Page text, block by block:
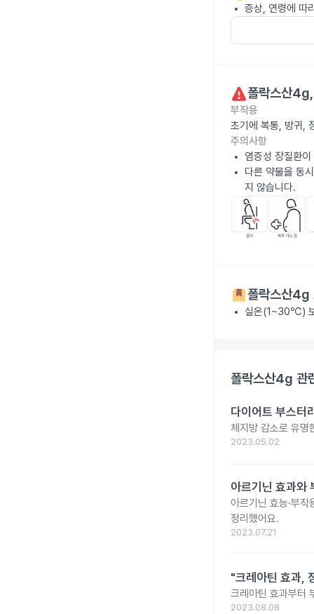
증상, 연령에 따
폴락스산4g
부작용
초기에 복통, 방귀,
주의사항
염증성 장질환
다른 약물을 동
지 않습니다.
폴락스산4g
실온(1~30℃)
폴락스산4g 관
다이어트 부스터
체지방 감소로 유
2023.05.02
아르기닌 효과와
아르기닌 효능·부
정리했어요.
2023.07.21
"크레아틴 효과,
크레아틴 효과부터
2023.08.08